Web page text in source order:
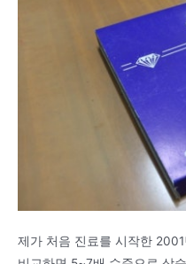
제가 처음 진료를 시작한